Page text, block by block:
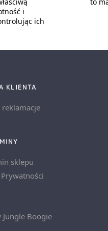
i
ich
KLIENTA
sklepu
Jungle Boogie